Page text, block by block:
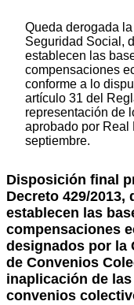
Queda derogada
Seguridad Social,
establecen las
compensaciones
conforme a lo
artículo 31 del
representación de
aprobado por Real
septiembre.
Disposición final
Decreto 429/2013,
establecen las
compensaciones
designados por la
de Convenios
inaplicación de
convenios